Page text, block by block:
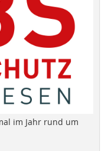
im Jahr rund um